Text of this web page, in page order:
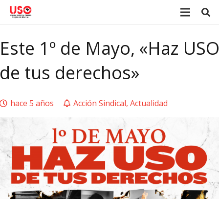
Este 1º de Mayo, «Haz USO
de tus derechos»
hace 5 años Acción Sindical, Actualidad